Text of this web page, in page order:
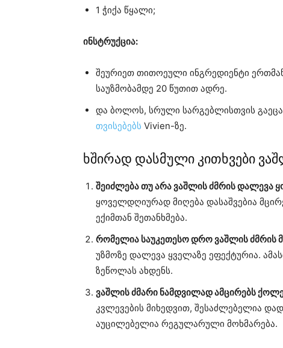
1 ჭიქა წყალი;
ინსტრუქცია:
შეურიეთ თითოეული ინგრედიენტი
საუზმობამდე 20 წუთით ადრე.
და ბოლოს, სრული სარგებლისთვის
თვისებებს Vivien-ზე.
ხშირად დასმული კითხვები
შეიძლება თუ არა ვაშლის ძმრის დალევა
ყოველდღიურად მიღება დასაშვებია
ექიმთან შეთანხმება.
რომელია საუკეთესო დრო ვაშლის ძმრის
უზმოზე დალევა ყველაზე ეფექტურია.
ზეწოლას ახდენს.
ვაშლის ძმარი ნამდვილად ამცირებს
კვლევების მიხედვით, შესაძლებელია
აუცილებელია რეგულარული მოხმარება.